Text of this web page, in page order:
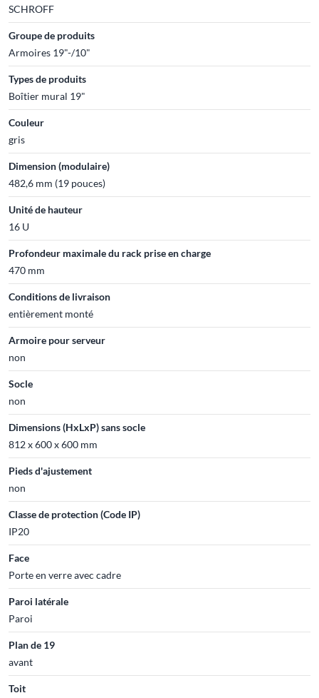
SCHROFF
Groupe de produits
Armoires 19"-/10"
Types de produits
Boîtier mural 19"
Couleur
gris
Dimension (modulaire)
482,6 mm (19 pouces)
Unité de hauteur
16 U
Profondeur maximale du rack prise en charge
470 mm
Conditions de livraison
entièrement monté
Armoire pour serveur
non
Socle
non
Dimensions (HxLxP) sans socle
812 x 600 x 600 mm
Pieds d'ajustement
non
Classe de protection (Code IP)
IP20
Face
Porte en verre avec cadre
Paroi latérale
Paroi
Plan de 19
avant
Toit